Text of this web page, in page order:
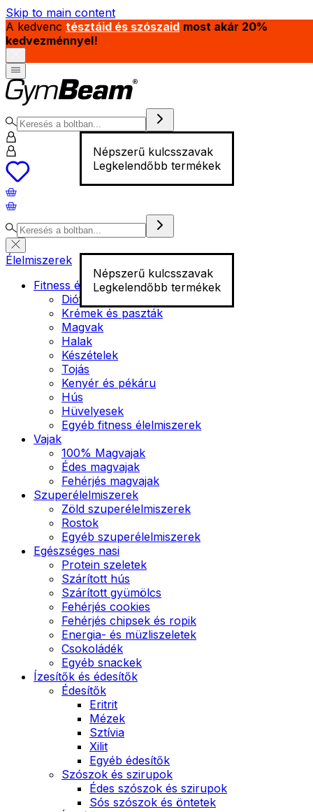
Skip to main content
A kedvenc tésztáid és szószaid most akár 20%
kedvezménnyel!
Népszerű kulcsszavak
Legkelendőbb termékek
Népszerű kulcsszavak
Legkelendőbb termékek
Élelmiszerek
Fitness élelmiszer
Diófélék
Krémek és paszták
Magvak
Halak
Készételek
Tojás
Kenyér és pékáru
Hús
Hüvelyesek
Egyéb fitness élelmiszerek
Vajak
100% Magvajak
Édes magvajak
Fehérjés magvajak
Szuperélelmiszerek
Zöld szuperélelmiszerek
Rostok
Egyéb szuperélelmiszerek
Egészséges nasi
Protein szeletek
Szárított hús
Szárított gyümölcs
Fehérjés cookies
Fehérjés chipsek és ropik
Energia- és müzliszeletek
Csokoládék
Egyéb snackek
Ízesítők és édesítők
Édesítők
Eritrit
Mézek
Sztívia
Xilit
Egyéb édesítők
Szószok és szirupok
Édes szószok és szirupok
Sós szószok és öntetek